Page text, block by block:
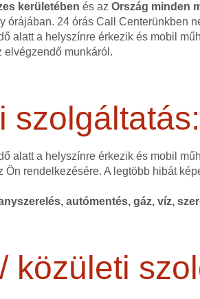
kerületében és azOrszág minden
órájában. 24 órás Call Centerünkben
alatt a helyszínre érkezik és mobil
elvégzendő munkáról.
szolgáltatás:
alatt a helyszínre érkezik és mobil
rendelkezésére. A legtöbb hibát
autómentés, gáz, víz,
közületi